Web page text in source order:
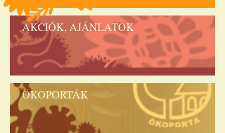
AKCIÓK, AJÁNLATOK
ÖKOPORTÁK